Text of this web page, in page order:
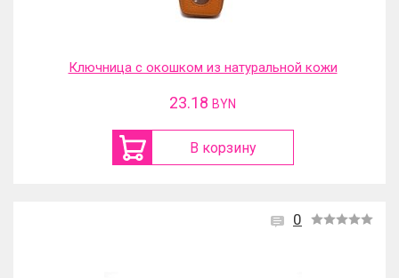
Ключница с окошком из натуральной кожи
23.18 BYN
В корзину
0